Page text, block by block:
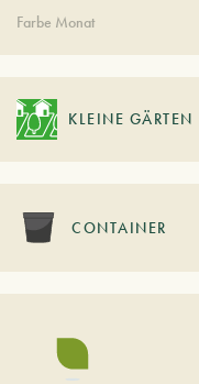
Farbe Monat
KLEINE GÄRTEN
CONTAINER